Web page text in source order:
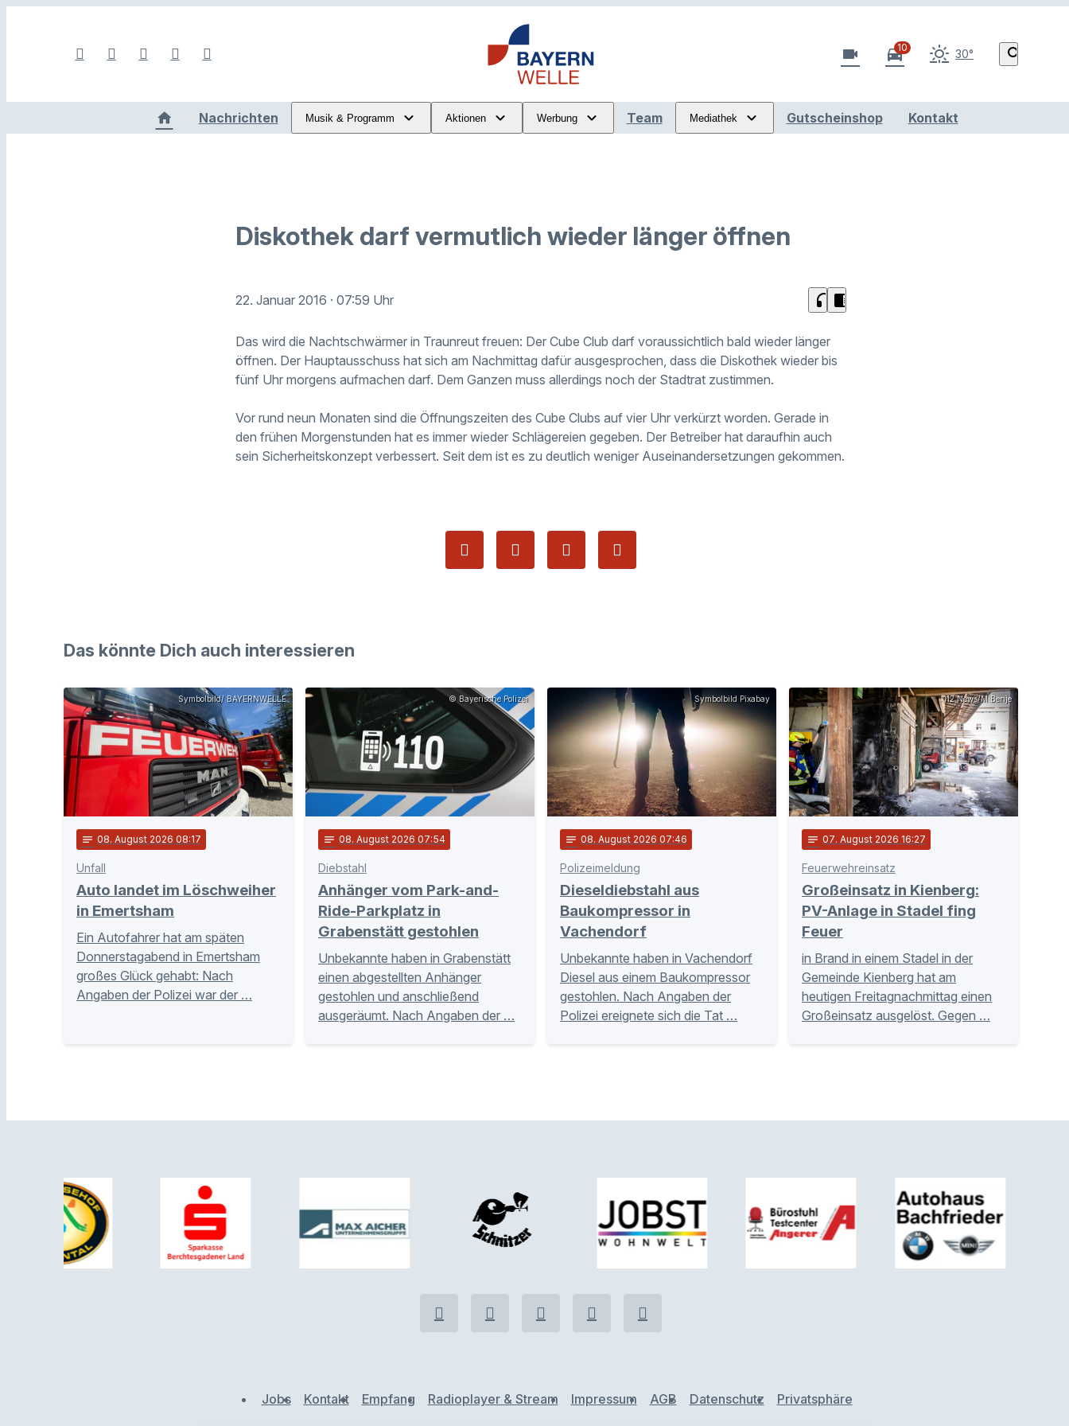
videocam directions_car
10 30° search
Nachrichten Musik & Programm Aktionen Werbung Team Mediathek Gutscheinshop Kontakt
Diskothek darf vermutlich wieder länger öffnen
22. Januar 2016 · 07:59 Uhr headphones chrome_reader_mode
Das wird die Nachtschwärmer in Traunreut freuen: Der Cube Club darf voraussichtlich bald wieder länger
öffnen. Der Hauptausschuss hat sich am Nachmittag dafür ausgesprochen, dass die Diskothek wieder bis
fünf Uhr morgens aufmachen darf. Dem Ganzen muss allerdings noch der Stadtrat zustimmen.
Vor rund neun Monaten sind die Öffnungszeiten des Cube Clubs auf vier Uhr verkürzt worden. Gerade in
den frühen Morgenstunden hat es immer wieder Schlägereien gegeben. Der Betreiber hat daraufhin auch
sein Sicherheitskonzept verbessert. Seit dem ist es zu deutlich weniger Auseinandersetzungen gekommen.
Das könnte Dich auch interessieren
Symbolbild/ BAYERNWELLE
notes 08. August 2026 08:17
Unfall
Auto landet im Löschweiher
in Emertsham
Ein Autofahrer hat am späten
Donnerstagabend in Emertsham
großes Glück gehabt: Nach
Angaben der Polizei war der …
© Bayerische Polizei
notes 08. August 2026 07:54
Diebstahl
Anhänger vom Park-and-
Ride-Parkplatz in
Grabenstätt gestohlen
Unbekannte haben in Grabenstätt
einen abgestellten Anhänger
gestohlen und anschließend
ausgeräumt. Nach Angaben der …
Symbolbild Pixabay
notes 08. August 2026 07:46
Polizeimeldung
Dieseldiebstahl aus
Baukompressor in
Vachendorf
Unbekannte haben in Vachendorf
Diesel aus einem Baukompressor
gestohlen. Nach Angaben der
Polizei ereignete sich die Tat …
112 News/M.Benje
notes 07. August 2026 16:27
Feuerwehreinsatz
Großeinsatz in Kienberg:
PV-Anlage in Stadel fing
Feuer
in Brand in einem Stadel in der
Gemeinde Kienberg hat am
heutigen Freitagnachmittag einen
Großeinsatz ausgelöst. Gegen …
Jobs Kontakt Empfang Radioplayer & Stream Impressum AGB Datenschutz Privatsphäre